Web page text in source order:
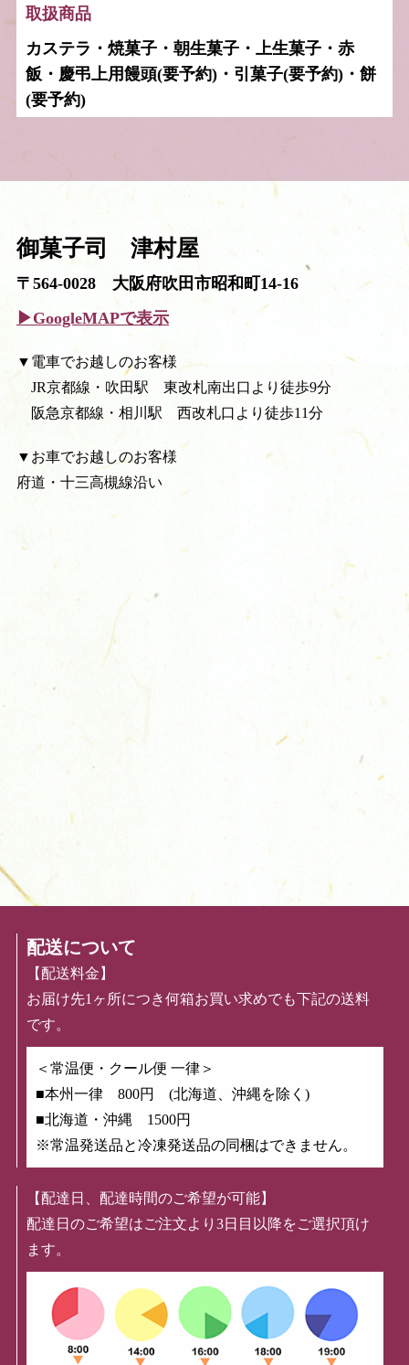
取扱商品
カステラ・焼菓子・朝生菓子・上生菓子・赤
飯・慶弔上用饅頭(要予約)・引菓子(要予約)・餅
(要予約)
御菓子司 津村屋
〒564-0028 大阪府吹田市昭和町14-16
▶GoogleMAPで表示
▼電車でお越しのお客様
JR京都線・吹田駅 東改札南出口より徒歩9分
阪急京都線・相川駅 西改札口より徒歩11分
▼お車でお越しのお客様
府道・十三高槻線沿い
配送について
【配送料金】
お届け先1ヶ所につき何箱お買い求めでも下記の送料
です。
＜常温便・クール便 一律＞
■本州一律 800円 (北海道、沖縄を除く)
■北海道・沖縄 1500円
※常温発送品と冷凍発送品の同梱はできません。
【配達日、配達時間のご希望が可能】
配達日のご希望はご注文より3日目以降をご選択頂け
ます。